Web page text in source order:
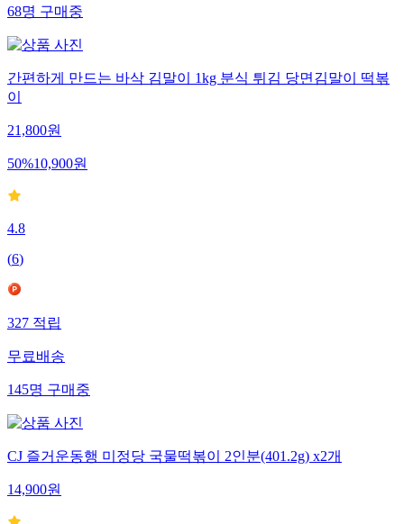
68명구매중
간편하게 만드는 바삭 김말이 1kg 분식 튀김 당면김말이 떡볶
이
21,800원
50%10,900원
4.8
(6)
327적립
무료배송
145명구매중
CJ 즐거운동행 미정당 국물떡볶이 2인분(401.2g) x2개
14,900원